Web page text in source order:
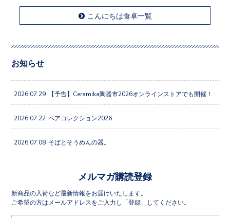
こんにちは食卓一覧
お知らせ
2026.07.29 【予告】Ceramika陶器市2026オンラインストアでも開催！
2026.07.22 ペアコレクション2026
2026.07.08 そばとそうめんの器。
メルマガ購読登録
新商品の入荷など最新情報をお届けいたします。
ご希望の方はメールアドレスをご入力し「登録」してください。